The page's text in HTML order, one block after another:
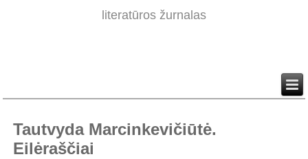
literatūros žurnalas
Tautvyda Marcinkevičiūtė.
Eilėraščiai